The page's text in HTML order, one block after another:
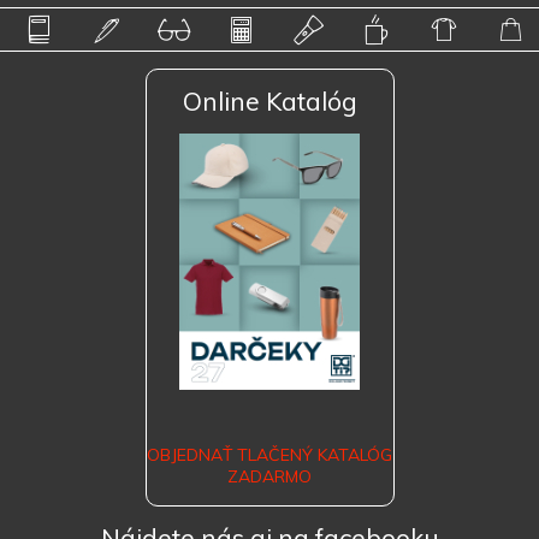
Online Katalóg
OBJEDNAŤ TLAČENÝ KATALÓG
ZADARMO